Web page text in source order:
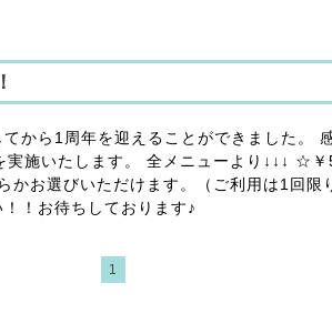
から1周年を迎えることができました。
実施いたします。 全メニューより↓↓↓
お選びいただけます。（ご利用は1回限
！お待ちしております♪
1